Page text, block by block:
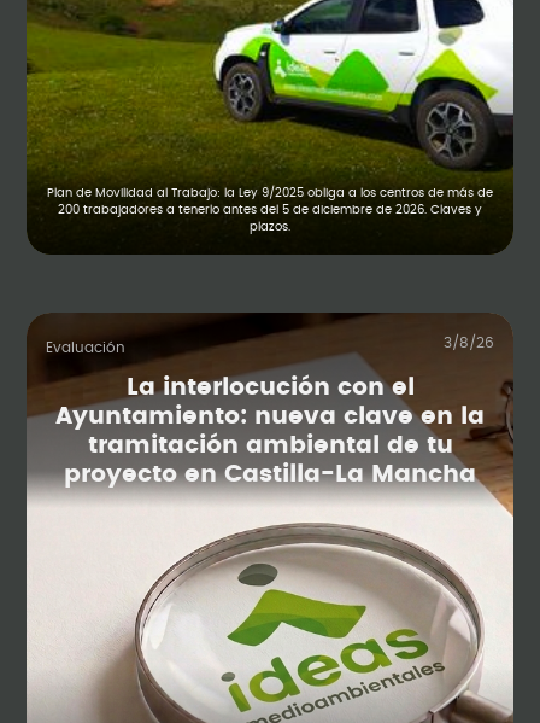
Plan de Movilidad al Trabajo: la Ley 9/2025 obliga a los centros de más de
200 trabajadores a tenerlo antes del 5 de diciembre de 2026. Claves y
plazos.
Evaluación 3/8/26
La interlocución con el
Ayuntamiento: nueva clave en la
tramitación ambiental de tu
proyecto en Castilla-La Mancha